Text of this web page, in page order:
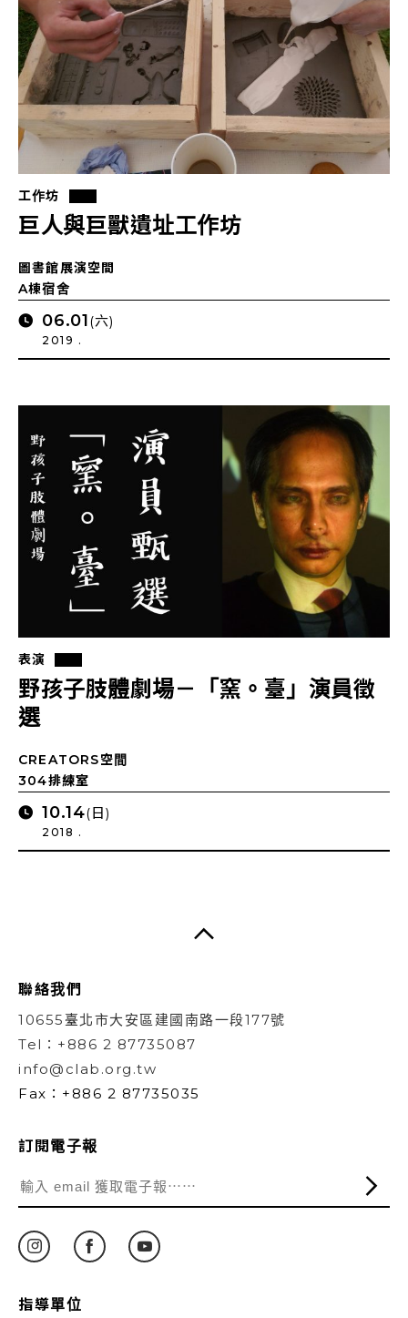
工作坊
巨人與巨獸遺址工作坊
圖書館展演空間
A棟宿舍
06.01(六)
2019 .
表演
野孩子肢體劇場－「窯。臺」演員徵
選
CREATORS空間
304排練室
10.14(日)
2018 .
聯絡我們
10655臺北市大安區建國南路一段177號
Tel：+886 2 87735087
info@clab.org.tw
Fax：+886 2 87735035
訂閱電子報
指導單位